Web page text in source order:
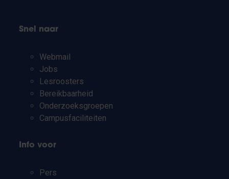
Snel naar
Webmail
Jobs
Lesroosters
Bereikbaarheid
Onderzoeksgroepen
Campusfaciliteiten
Info voor
Pers